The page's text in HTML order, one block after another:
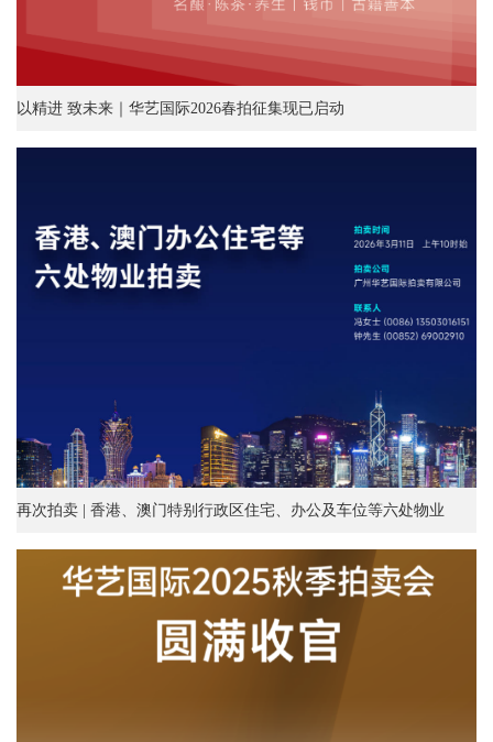
以精进 致未来｜华艺国际2026春拍征集现已启动
再次拍卖 | 香港、澳门特别行政区住宅、办公及车位等六处物业